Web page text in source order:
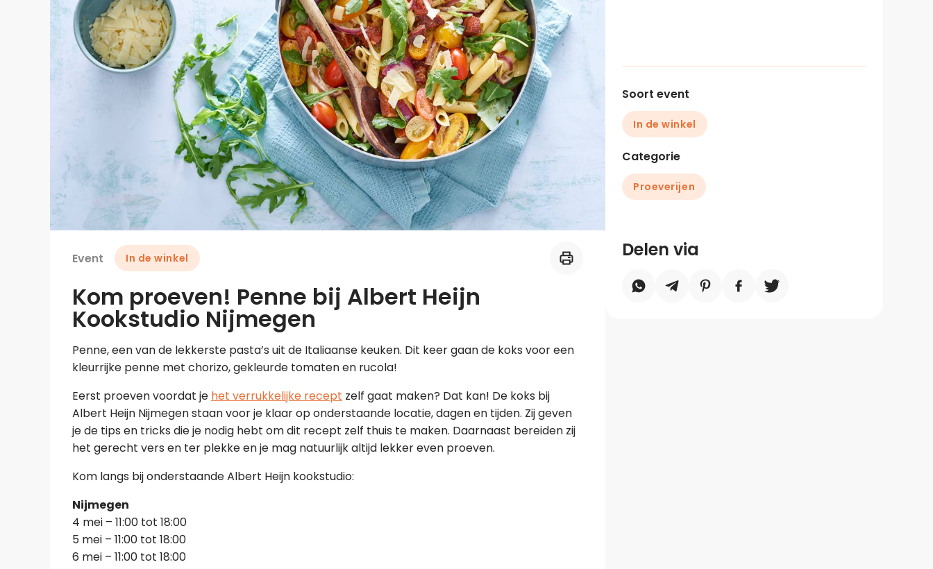
Midden-Oosters
Kooktips & blogs
Leer koken als een chef
Kooktips & blogs
Event In de winkel
Kom proeven! Penne bij Albert Heijn
Kookstudio Nijmegen
Penne, een van de lekkerste pasta’s uit de Italiaanse keuken. Dit keer gaan de koks voor een
kleurrijke penne met chorizo, gekleurde tomaten en rucola!
Eerst proeven voordat je het verrukkelijke recept zelf gaat maken? Dat kan! De koks bij
Albert Heijn Nijmegen staan voor je klaar op onderstaande locatie, dagen en tijden. Zij geven
je de tips en tricks die je nodig hebt om dit recept zelf thuis te maken. Daarnaast bereiden zij
het gerecht vers en ter plekke en je mag natuurlijk altijd lekker even proeven.
Kom langs bij onderstaande Albert Heijn kookstudio:
Nijmegen
4 mei – 11:00 tot 18:00
5 mei – 11:00 tot 18:00
6 mei – 11:00 tot 18:00
Soort event
In de winkel
Categorie
Proeverijen
Delen via